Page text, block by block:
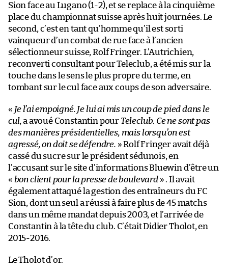
Sion face au Lugano (1-2), et se replace à la cinquième
place du championnat suisse après huit journées. Le
second, c’est en tant qu’homme qu’il est sorti
vainqueur d’un combat de rue face à l’ancien
sélectionneur suisse, Rolf Fringer. L’Autrichien,
reconverti consultant pour Teleclub, a été mis sur la
touche dans le sens le plus propre du terme, en
tombant sur le cul face aux coups de son adversaire.
« Je l’ai empoigné. Je lui ai mis un coup de pied dans le
cul, a avoué Constantin pour Teleclub. Ce ne sont pas
des manières présidentielles, mais lorsqu’on est
agressé, on doit se défendre. » Rolf Fringer avait déjà
cassé du sucre sur le président sédunois, en
l’accusant sur le site d’informations Bluewin d’être un
« bon client pour la presse de boulevard» . Il avait
également attaqué la gestion des entraîneurs du FC
Sion, dont un seul a réussi à faire plus de 45 matchs
dans un même mandat depuis 2003, et l’arrivée de
Constantin à la tête du club. C’était Didier Tholot, en
2015-2016.
Le Tholot d’or.